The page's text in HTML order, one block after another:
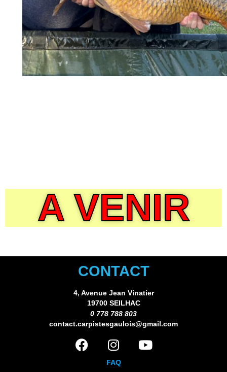
A VENIR
CONTACT
4, Avenue Jean Vinatier
19700 SEILHAC
0 778 788 803
contact.carpistesgaulois@gmail.com
FAQ